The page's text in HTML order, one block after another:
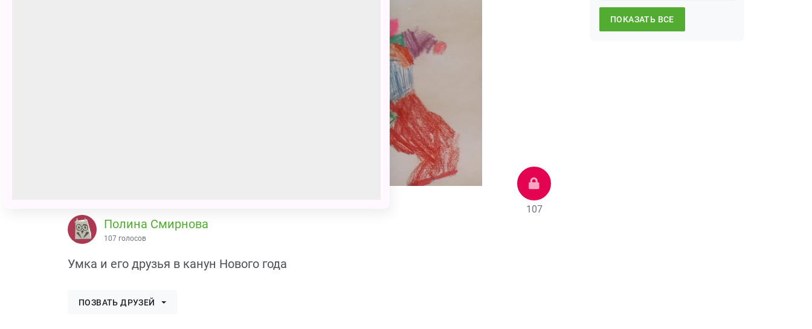
107
Полина Смирнова
107 голосов
Умка и его друзья в канун Нового года
ПОЗВАТЬ ДРУЗЕЙ
ПОКАЗАТЬ ВСЕ